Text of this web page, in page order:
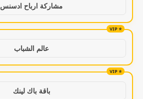
مشاركة ارباح ادسنس
عالم الشباب
باقة باك لينك